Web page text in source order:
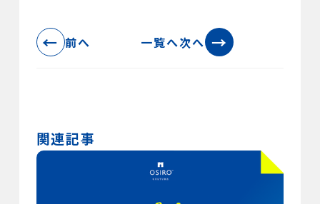
← 前へ 一覧へ次へ →
関連記事